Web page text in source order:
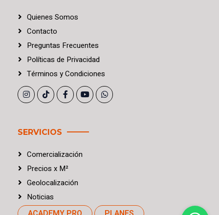
Quienes Somos
Contacto
Preguntas Frecuentes
Políticas de Privacidad
Términos yCondiciones
SERVICIOS
Comercialización
Precios x M²
Geolocalización
Noticias